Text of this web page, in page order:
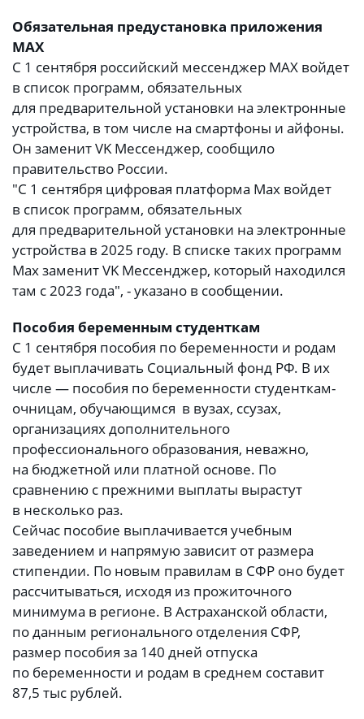
Обязательная предустановка приложения
МАХ
С 1 сентября российский мессенджер МАХ войдет
в список программ, обязательных
для предварительной установки на электронные
устройства, в том числе на смартфоны и айфоны.
Он заменит VK Мессенджер, сообщило
правительство России.
"С 1 сентября цифровая платформа Max войдет
в список программ, обязательных
для предварительной установки на электронные
устройства в 2025 году. В списке таких программ
Max заменит VK Мессенджер, который находился
там с 2023 года", - указано в сообщении.
Пособия беременным студенткам
С 1 сентября пособия по беременности и родам
будет выплачивать Социальный фонд РФ. В их
числе — пособия по беременности студенткам-
очницам, обучающимся в вузах, ссузах,
организациях дополнительного
профессионального образования, неважно,
на бюджетной или платной основе. По
сравнению с прежними выплаты вырастут
в несколько раз.
Сейчас пособие выплачивается учебным
заведением и напрямую зависит от размера
стипендии. По новым правилам в СФР оно будет
рассчитываться, исходя из прожиточного
минимума в регионе. В Астраханской области,
по данным регионального отделения СФР,
размер пособия за 140 дней отпуска
по беременности и родам в среднем составит
87,5 тыс рублей.